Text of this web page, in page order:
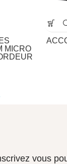
MICRO
vous